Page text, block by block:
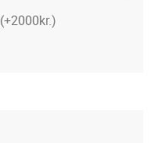
(+2000kr.)